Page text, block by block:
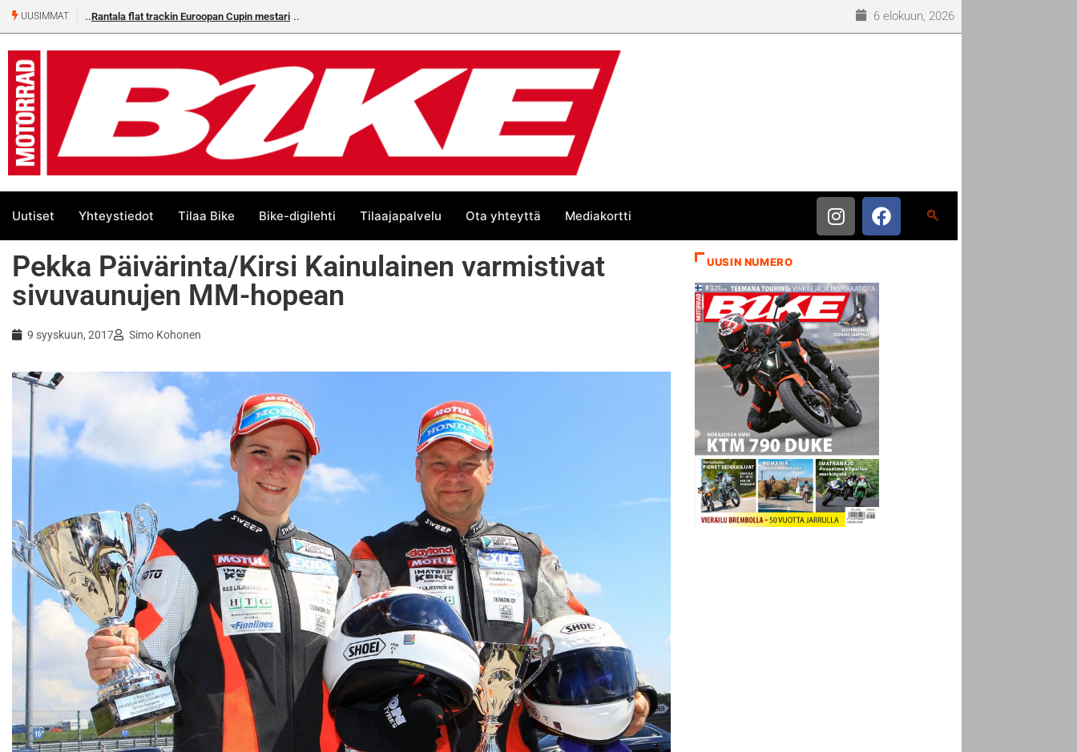
UUSIMMAT Rantala flat trackin Euroopan Cupin mestari 6 elokuun, 2026
Uutiset Yhteystiedot Tilaa Bike Bike-digilehti Tilaajapalvelu Ota yhteyttä Mediakortti
Pekka Päivärinta/Kirsi Kainulainen varmistivat
sivuvaunujen MM-hopean
9 syyskuun, 2017 Simo Kohonen
UUSIN NUMERO